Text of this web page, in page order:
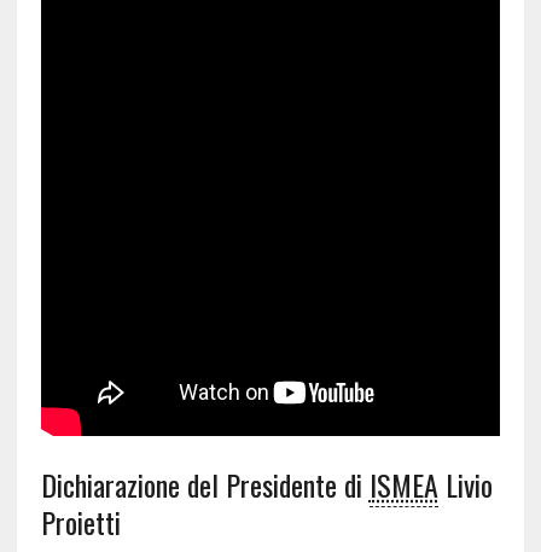
Dichiarazione del Presidente di ISMEA Livio
Proietti